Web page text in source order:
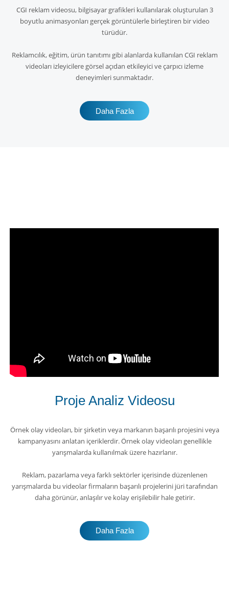
CGI reklam videosu, bilgisayar grafikleri kullanılarak oluşturulan 3
boyutlu animasyonları gerçek görüntülerle birleştiren bir video
türüdür.
Reklamcılık, eğitim, ürün tanıtımı gibi alanlarda kullanılan CGI reklam
videoları izleyicilere görsel açıdan etkileyici ve çarpıcı izleme
deneyimleri sunmaktadır.
Daha Fazla
Proje Analiz Videosu
Örnek olay videoları, bir şirketin veya markanın başarılı projesini veya
kampanyasını anlatan içeriklerdir. Örnek olay videoları genellikle
yarışmalarda kullanılmak üzere hazırlanır.
Reklam, pazarlama veya farklı sektörler içerisinde düzenlenen
yarışmalarda bu videolar firmaların başarılı projelerini jüri tarafından
daha görünür, anlaşılır ve kolay erişilebilir hale getirir.
Daha Fazla